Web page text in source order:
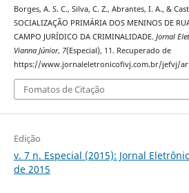
Borges, A. S. C., Silva, C. Z., Abrantes, I. A., &
SOCIALIZAÇÃO PRIMÁRIA DOS MENINOS DE
CAMPO JURÍDICO DA CRIMINALIDADE. Jornal
Vianna Júnior, 7(Especial), 11. Recuperado de
https://www.jornaleletronicofivj.com.br/jefvj/
Fomatos de Citação
Edição
v. 7 n. Especial (2015): Jornal
de 2015